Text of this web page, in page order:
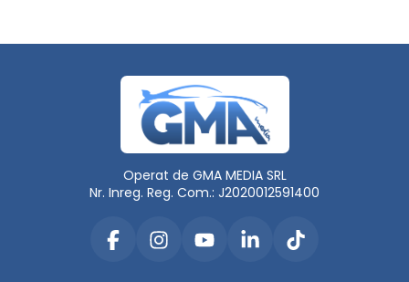
Operat de GMA MEDIA SRL
Nr. Inreg. Reg. Com.: J2020012591400